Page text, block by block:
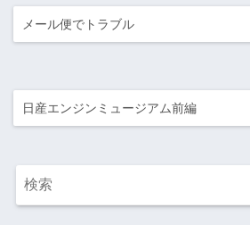
メール便でトラブル
日産エンジンミュージアム前編